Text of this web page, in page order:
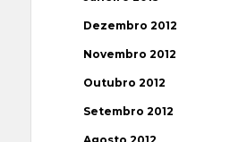
Dezembro 2012
Novembro 2012
Outubro 2012
Setembro 2012